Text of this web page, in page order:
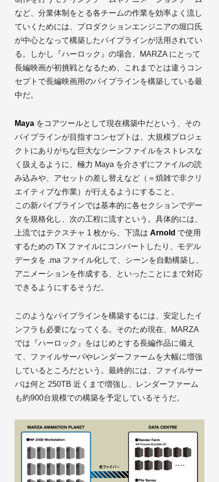
など、分業体制をとる各チームの作業を効率よく流し
ていくためには、プロダクションエンジニアの堀口氏
が中心となって構築したパイプラインが活用されてい
る。しかし『ハーロック』の場合、MARZA にとって
長編映画が初挑戦となるため、これまでとは違うコン
セプトで長編映画用のパイプラインを構築している最
中だ。
Maya をコアツールとして現在構築中だという、その
パイプラインが目指すコンセプトは、大規模プロジェ
クトにありがちな巨大なシーンファイルをストレスな
く扱えるように、極力 Maya を介さずにファイルの読
み込みや、アセットの差し替えなど（＝煩雑で非クリ
エイティブな作業）が行えるようにすること。
この新パイプラインでは基本的に各セクションでデー
タを規格化し、次の工程に流すという。具体的には、
上流ではテクスチャ 1 枚から、下流は Arnold で使用
するための TX ファイルにコンバートしたり、モデル
データを .ma ファイル化して、シーンを自動構築し、
アニメーションを作成する、といったことにまで対応
できるようにするそうだ。
このようなパイプラインを構築するには、安定したイ
ンフラも必要になってくる。そのため現在、MARZA
では『ハーロック』をはじめとする長編作品に備え
て、ファイルサーバやレンダーファームを大幅に増強
しているところだという。最終的には、ファイルサー
バは何と 250TB 近くまで増強し、レンダーファーム
も約900台規模での構築を予定しているそうだ。